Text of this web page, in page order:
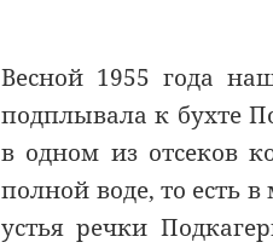
Весной 1955 года
подплывала к бухте
в одном из отсеков
полной воде, то есть
устья речки